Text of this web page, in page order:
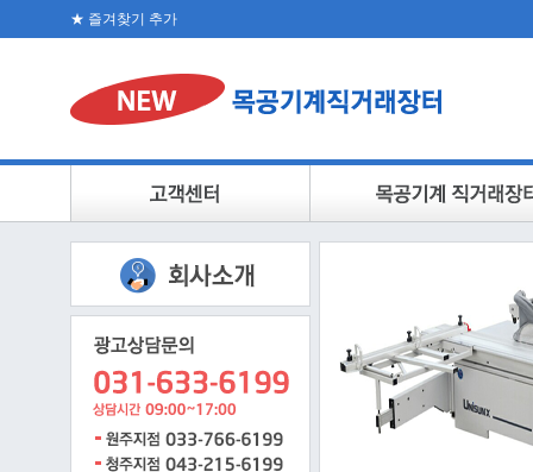
★ 즐겨찾기 추가